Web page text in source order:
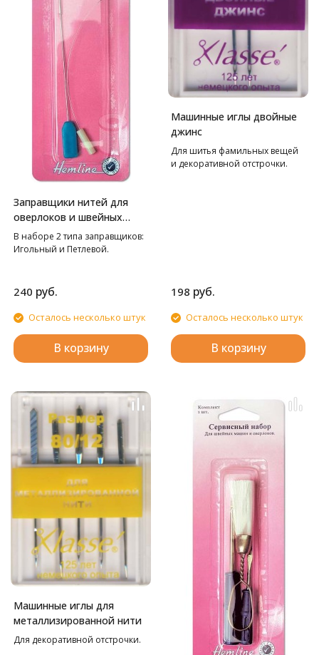
Заправщики нитей для
оверлоков и швейных
машин Hemline
В наборе 2 типа заправщиков:
Игольный и Петлевой.
240 руб.
Осталось несколько штук
В корзину
Машинные иглы двойные
джинс
Для шитья фамильных вещей
и декоративной отстрочки.
198 руб.
Осталось несколько штук
В корзину
Машинные иглы для
металлизированной нити
Для декоративной отстрочки.